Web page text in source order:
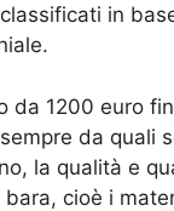
in
da 1200 euro
da quali
la qualità e
bara, cioè i